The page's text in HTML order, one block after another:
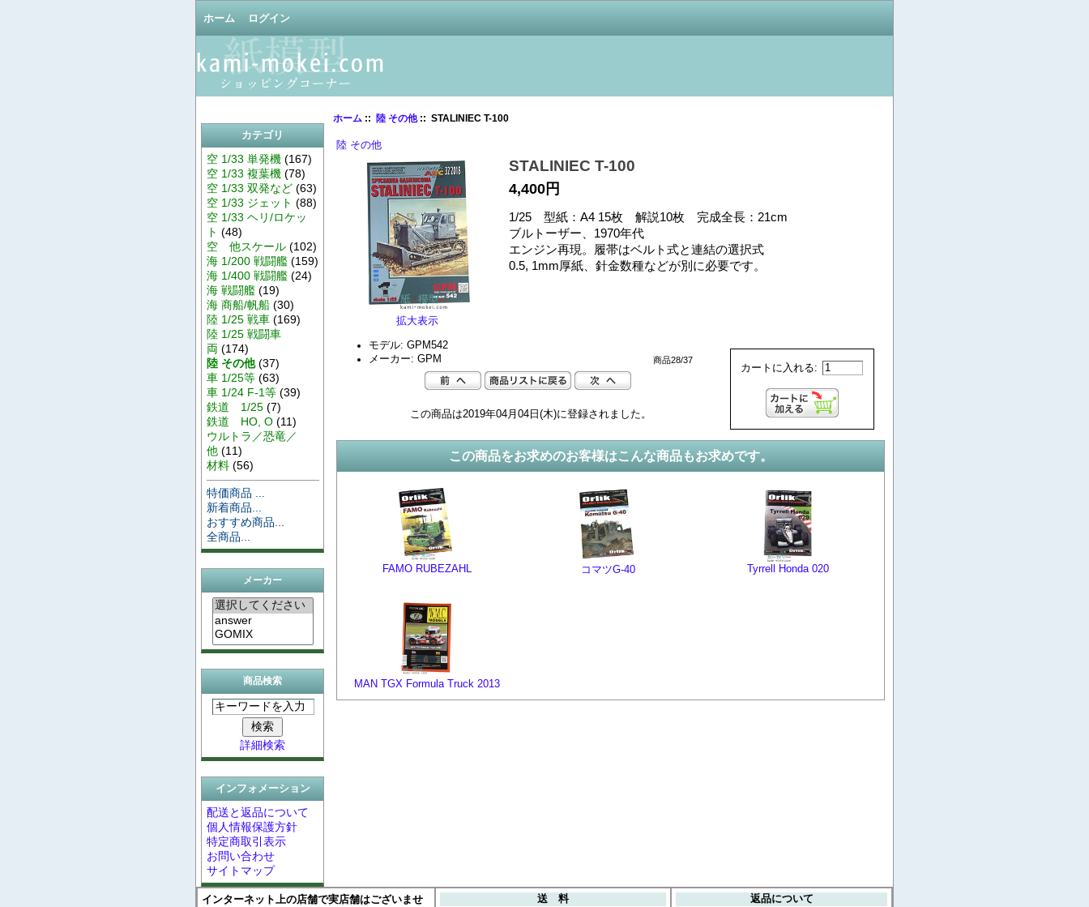
ホーム ログイン
カテゴリ
空 1/33 単発機(167)
空 1/33 複葉機(78)
空 1/33 双発など(63)
空 1/33 ジェット (88)
空 1/33 ヘリ/ロケッ
ト (48)
空 他スケール(102)
海 1/200 戦闘艦(159)
海 1/400 戦闘艦(24)
海 戦闘艦(19)
海 商船/帆船(30)
陸 1/25 戦車(169)
陸 1/25 戦闘車
両 (174)
陸 その他(37)
車 1/25等(63)
車 1/24 F-1等(39)
鉄道 1/25(7)
鉄道 HO, O(11)
ウルトラ／恐竜／
他(11)
材料(56)
特価商品 ...
新着商品...
おすすめ商品...
全商品...
メーカー
商品検索
詳細検索
インフォメーション
配送と返品について
個人情報保護方針
特定商取引表示
お問い合わせ
サイトマップ
ホーム:: 陸 その他:: STALINIEC T-100
陸 その他
拡大表示
STALINIEC T-100
4,400円
1/25 型紙：A4 15枚 解説10枚 完成全長：21cm
ブルトーザー、1970年代
エンジン再現。履帯はベルト式と連結の選択式
0.5, 1mm厚紙、針金数種などが別に必要です。
カートに入れる:
モデル: GPM542
メーカー: GPM
商品28/37
この商品は2019年04月04日(木)に登録されました。
この商品をお求めのお客様はこんな商品もお求めです。
FAMO RUBEZAHL コマツG-40 Tyrrell Honda 020
MAN TGX Formula Truck 2013
インターネット上の店舗で実店舗はございませ
送 料 返品について